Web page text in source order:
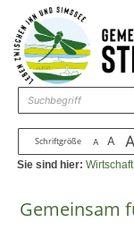
Zum Inhalt ,zur Navigation
Schriftgröße A A A
Sie sind hier:
Gemeinsam